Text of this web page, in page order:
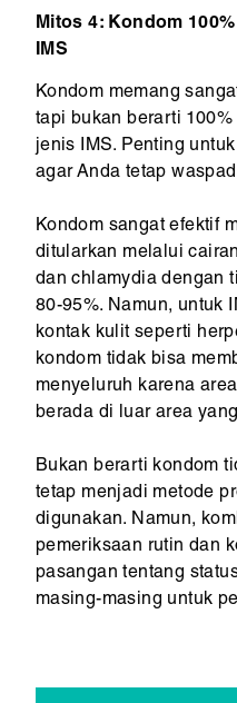
Mitos 4: Kondom
IMS
Kondom memang
tapi bukan berarti
jenis IMS. Penting
agar Anda tetap
Kondom sangat efektif
ditularkan melalui
dan chlamydia dengan
80-95%. Namun, untuk
kontak kulit seperti
kondom tidak bisa
menyeluruh karena
berada di luar area
Bukan berarti kondom
tetap menjadi metode
digunakan. Namun,
pemeriksaan rutin dan
pasangan tentang
masing-masing untuk